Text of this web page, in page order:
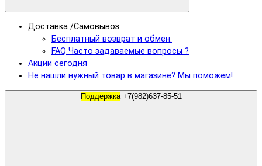
Доставка /Самовывоз
Бесплатный возврат и обмен.
FAQ Часто задаваемые вопросы ?
Акции сегодня
Не нашли нужный товар в магазине? Мы поможем!
Поддержка +7(982)637-85-51